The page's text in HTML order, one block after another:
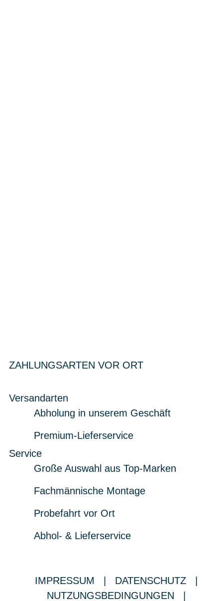
ZAHLUNGSARTEN VOR ORT
Versandarten
Abholung in unserem Geschäft
Premium-Lieferservice
Service
Große Auswahl aus Top-Marken
Fachmännische Montage
Probefahrt vor Ort
Abhol- & Lieferservice
IMPRESSUM DATENSCHUTZ
NUTZUNGSBEDINGUNGEN